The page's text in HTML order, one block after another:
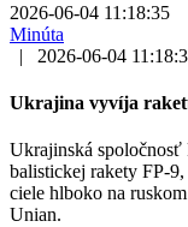
2026-06-04 11:18:35
Minúta
|
2026-06-04
Ukrajina vyvíja
Ukrajinská spoločnosť
balistickej rakety FP-
ciele hlboko na
Unian.